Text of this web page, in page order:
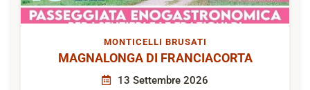
MONTICELLI BRUSATI
MAGNALONGA DI FRANCIACORTA
13 Settembre 2026